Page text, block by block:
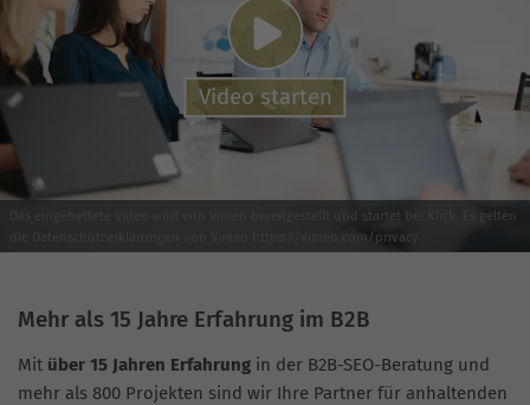
Das eingebettete Video wird von Vimeo bereitgestellt und startet bei Klick. Es gelten
die Datenschutzerklärungen von Vimeo https://vimeo.com/privacy
Video starten
Mehr als 15 Jahre Erfahrung im B2B
Mit über 15 Jahren Erfahrung in der B2B-SEO-Beratung und
mehr als 800 Projekten sind wir Ihre Partner für anhaltenden